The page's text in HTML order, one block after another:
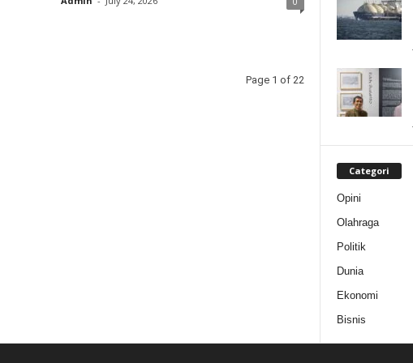
Page 1 of 22
Categori
Opini
Olahraga
Politik
Dunia
Ekonomi
Bisnis